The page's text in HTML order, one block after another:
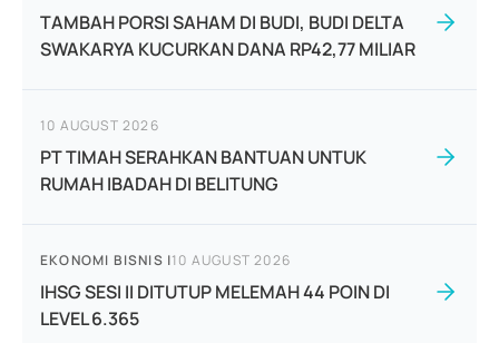
TAMBAH PORSI SAHAM DI BUDI, BUDI DELTA
SWAKARYA KUCURKAN DANA RP42,77 MILIAR
10 AUGUST 2026
PT TIMAH SERAHKAN BANTUAN UNTUK
RUMAH IBADAH DI BELITUNG
EKONOMI BISNIS |10 AUGUST 2026
IHSG SESI II DITUTUP MELEMAH 44 POIN DI
LEVEL 6.365